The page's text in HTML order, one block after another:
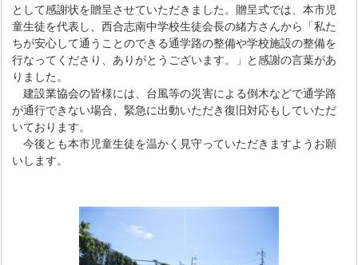
として感謝状を贈呈させていただきました。贈呈式では、本市児
童生徒を代表し、西合志南中学校生徒会長の緒方さんから「私た
ちが安心して通うことのできる通学路の整備や学校施設の整備を
行なってくださり、ありがとうございます。」と感謝の言葉があ
りました。
建設業協会の皆様には、台風等の災害による倒木などで通学路
が通行できない場合、緊急に出動いただき復旧対応もしていただ
いております。
今後とも本市児童生徒を温かく見守っていただきますようお願
いします。